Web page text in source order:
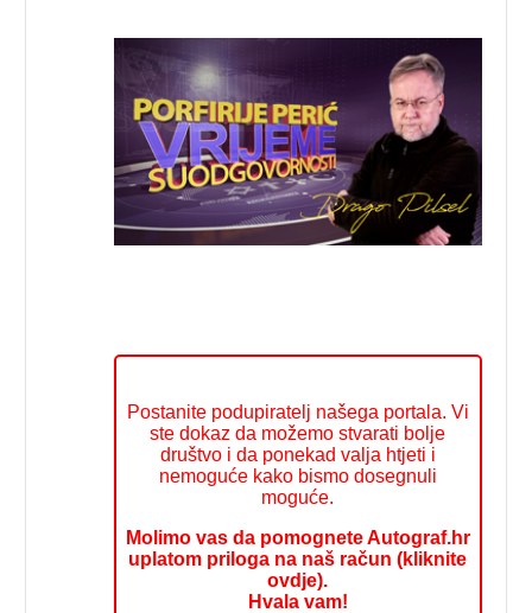
Postanite podupiratelj našega portala. Vi
ste dokaz da možemo stvarati bolje
društvo i da ponekad valja htjeti i
nemoguće kako bismo dosegnuli
moguće.
Molimo vas da pomognete Autograf.hr
uplatom priloga na naš račun (kliknite
ovdje).
Hvala vam!